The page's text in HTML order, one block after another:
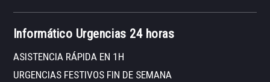
Informático Urgencias 24 horas
ASISTENCIA RÁPIDA EN 1H
URGENCIAS FESTIVOS FIN DE SEMANA